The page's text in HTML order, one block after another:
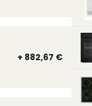
+ 882,67 €